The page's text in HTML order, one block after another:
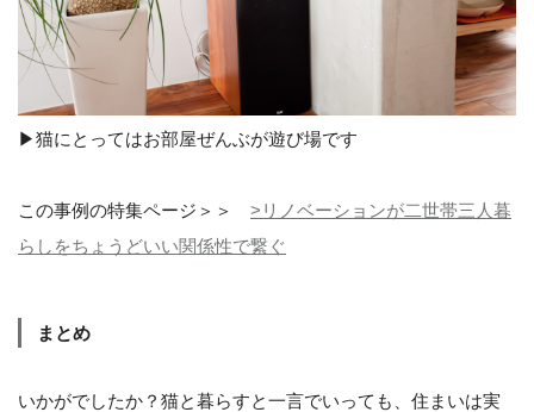
▶︎猫にとってはお部屋ぜんぶが遊び場です
この事例の特集ページ＞＞ >リノベーションが二世帯三人暮
らしをちょうどいい関係性で繋ぐ
まとめ
いかがでしたか？猫と暮らすと一言でいっても、住まいは実